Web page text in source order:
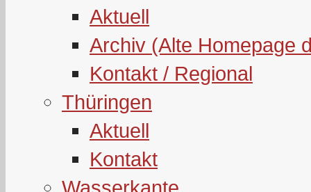
Aktuell
Archiv (Alte Homepage
Kontakt / Regional
Thüringen
Aktuell
Kontakt